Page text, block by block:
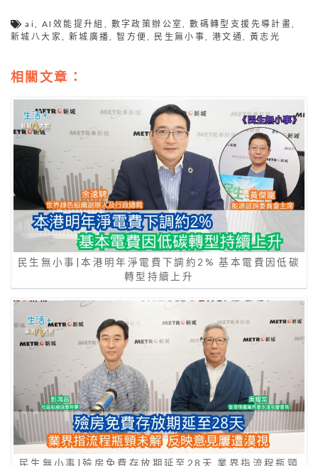
ai,AI效能提升組 , 數字政策辦公室,數碼轉型支援先導計畫,
新城八大家, 新城廣播,智方便, 民生無小事,港文通,黃志光
相關文章：
民生無小事|本港明年淨電費下調約2% 基本電費因低碳
轉型持續上升
民生無小事|殮房免費存放期延至28天 業界指流程瓶頸